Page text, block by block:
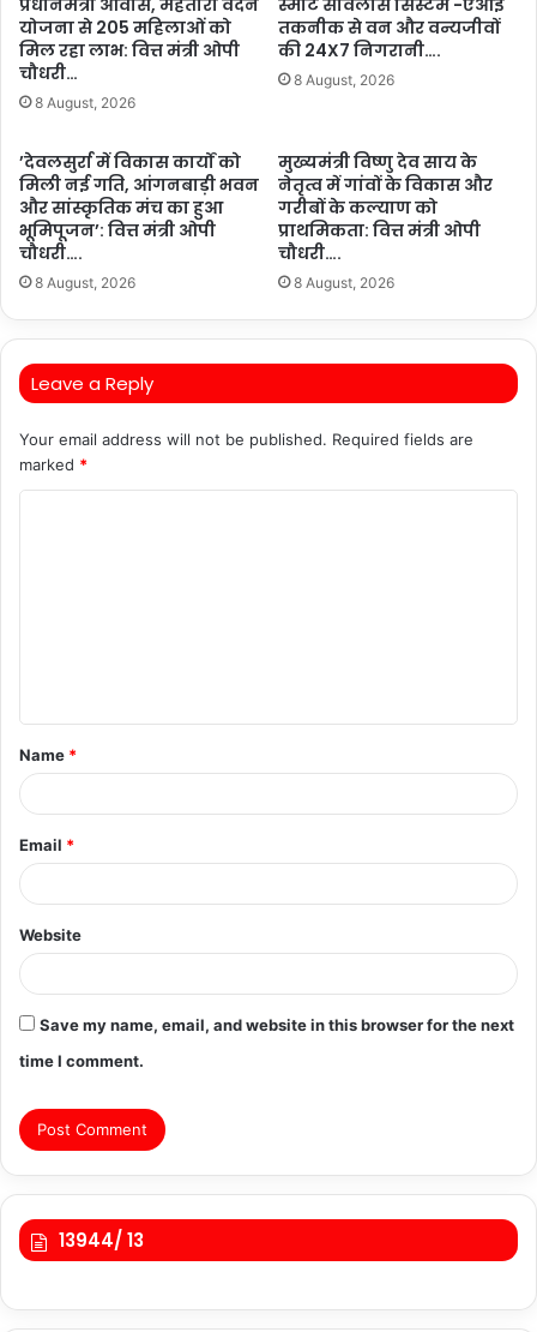
प्रधानमंत्री आवास, महतारी वंदन
योजना से 205 महिलाओं को
मिल रहा लाभ: वित्त मंत्री ओपी
चौधरी…
8 August, 2026
स्मार्ट सर्विलांस सिस्टम -एआई
तकनीक से वन और वन्यजीवों
की 24X7 निगरानी….
8 August, 2026
’देवलसुर्रा में विकास कार्यों को
मिली नई गति, आंगनबाड़ी भवन
और सांस्कृतिक मंच का हुआ
भूमिपूजन’: वित्त मंत्री ओपी
चौधरी….
8 August, 2026
मुख्यमंत्री विष्णु देव साय के
नेतृत्व में गांवों के विकास और
गरीबों के कल्याण को
प्राथमिकता: वित्त मंत्री ओपी
चौधरी….
8 August, 2026
Leave a Reply
Your email address will not be published. Required fields are
marked *
t
*
Name *
Email *
Website
Save my name, email, and website in this browser for the next
time I comment.
13944/ 13